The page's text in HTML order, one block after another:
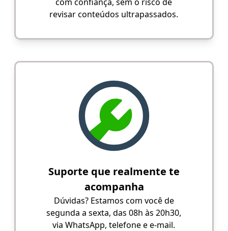
revisar conteúdos ultrapassados.
Suporte que realmente te
acompanha
Dúvidas? Estamos com você de
segunda a sexta, das 08h às 20h30,
via WhatsApp, telefone e e-mail.